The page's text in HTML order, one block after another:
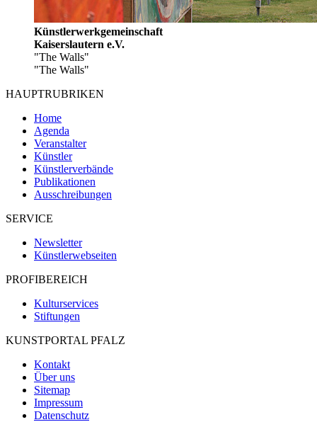
Künstlerwerkgemeinschaft
Kaiserslautern e.V.
"The Walls"
"The Walls"
HAUPTRUBRIKEN
Home
Agenda
Veranstalter
Künstler
Künstlerverbände
Publikationen
Ausschreibungen
SERVICE
Newsletter
Künstlerwebseiten
PROFIBEREICH
Kulturservices
Stiftungen
KUNSTPORTAL PFALZ
Kontakt
Über uns
Sitemap
Impressum
Datenschutz